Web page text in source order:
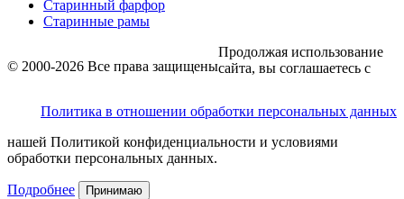
Старинный фарфор
Старинные рамы
© 2000-2026 Все права защищены
Политика в отношении обработки персональных данных
Продолжая использование
сайта, вы соглашаетесь с
нашей Политикой конфиденциальности и условиями
обработки персональных данных.
Подробнее Принимаю